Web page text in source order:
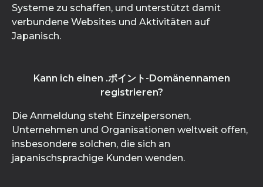
Systeme zu schaffen, und unterstützt damit
verbundene Websites und Aktivitäten auf
Japanisch.
Kann ich einen .ポイント-Domänennamen
registrieren?
Die Anmeldung steht Einzelpersonen,
Unternehmen und Organisationen weltweit offen,
insbesondere solchen, die sich an
japanischsprachige Kunden wenden.